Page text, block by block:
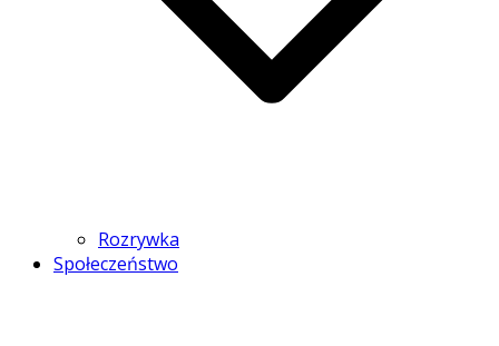
Rozrywka
Społeczeństwo